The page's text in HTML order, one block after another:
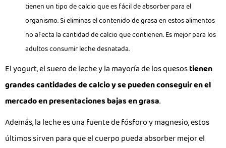
tienen un tipo de calcio que es fácil de absorber para el
organismo. Si eliminas el contenido de grasa en estos alimentos
no afecta la cantidad de calcio que contienen. Es mejor para los
adultos consumir leche desnatada.
El yogurt, el suero de leche y la mayoría de los quesostienen
grandes cantidades de calcio y se pueden conseguir en el
mercado en presentaciones bajas en grasa.
Además, la leche es una fuente de fósforo y magnesio, estos
últimos sirven para que el cuerpo pueda absorber mejor el